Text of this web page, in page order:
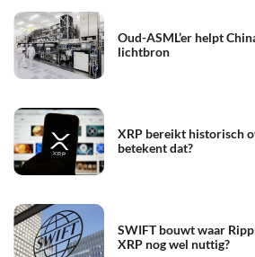
Oud-ASML’er helpt
lichtbron
XRP bereikt historisch
betekent dat?
SWIFT bouwt waar
XRP nog wel nuttig?